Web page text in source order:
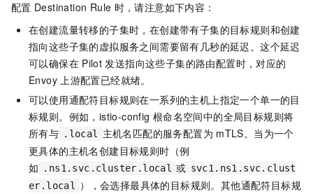
配置 Destination Rule 时，请注意如下内容：
在创建流量转移的子集时，在创建带有子集的目标规则和创建
指向这些子集的虚拟服务之间需要留有几秒的延迟。这个延迟
可以确保在 Pilot 发送指向这些子集的路由配置时，对应的
Envoy 上游配置已经就绪。
可以使用通配符目标规则在一系列的主机上指定一个单一的目
标规则。例如，istio-config 根命名空间中的全局目标规则将
所有与 .local 主机名匹配的服务配置为 mTLS。当为一个
更具体的主机名创建目标规则时（例
如
.ns1.svc.cluster.local 或 svc1.ns1.svc.clust
er.local ），会选择最具体的目标规则。其他通配符目标规